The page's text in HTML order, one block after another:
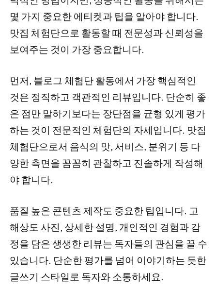
몇 가지 중요한 에티켓과 팁을 알아야 합니다.
맛집 체험단으로 활동할 때 전문성과 신뢰성을
보여주는 것이 가장 중요합니다.
먼저, 블로그 체험단 활동에서 가장 핵심적인
것은 정직하고 객관적인 리뷰입니다. 단순히 좋
은 점만 말하기보다는 장단점을 균형 있게 평가
하는 것이 전문적인 체험단의 자세입니다. 맛집
체험단으로서 음식의 맛, 서비스, 분위기 등 다
양한 측면을 꼼꼼히 관찰하고 진솔하게 작성해
야 합니다.
품질 높은 콘텐츠 제작도 중요한 팁입니다. 고
해상도 사진, 상세한 설명, 개인적인 경험과 감
정을 담은 생생한 리뷰는 독자들의 관심을 끌 수
있습니다. 단순한 평가를 넘어 이야기하는 듯한
글쓰기 스타일로 독자와 소통하세요.